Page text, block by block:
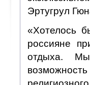
Эртугрул
«Хотелось
россияне
отдыха.